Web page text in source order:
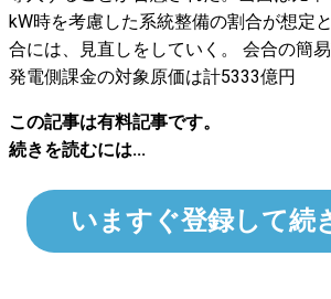
kW時を考慮した系統整備の割合が想定
合には、見直しをしていく。 会合の簡
発電側課金の対象原価は計5333億円
この記事は有料記事です。
続きを読むには...
いますぐ登録して続